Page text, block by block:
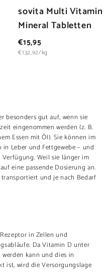
sovita Multi Vitamin
Mineral Tabletten
€15,95€
1
€132,92/kg
besonders gut auf, wenn sie
eingenommen werden (z. B.
Essen mit Öl). Sie können im
Leber und Fettgewebe – und
Weil sie länger im
eine passende Dosierung an.
und je nach Bedarf
in Zellen und
Da Vitamin D unter
kann und dies in
ist, wird die Versorgungslage